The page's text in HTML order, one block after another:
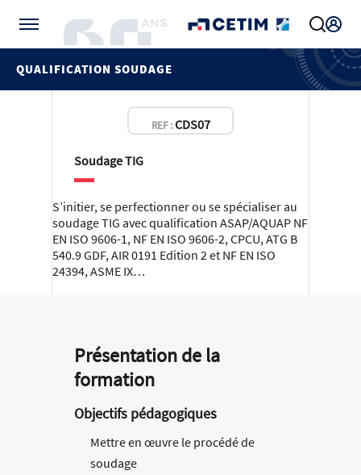
QUALIFICATION SOUDAGE
REF :CDS07
Soudage TIG
S’initier, se perfectionner ou se spécialiser au
soudage TIG avec qualification ASAP/AQUAP NF
EN ISO 9606-1, NF EN ISO 9606-2, CPCU, ATG B
540.9 GDF, AIR 0191 Edition 2 et NF EN ISO
24394, ASME IX…
Présentation de la
formation
Objectifs pédagogiques
Mettre en œuvre le procédé de
soudage